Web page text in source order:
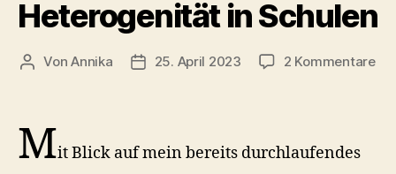
Heterogenität in Schulen
Beitragsautor
VonAnnika Veröffentlichungsdatum
25. April 2023 2 Kommentarezu
Mit Blick auf mein bereits durchlaufendes